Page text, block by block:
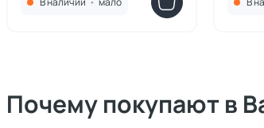
Почему покупают в